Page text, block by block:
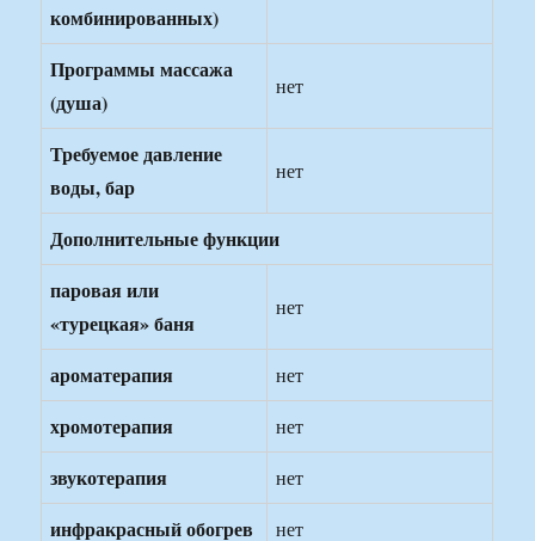
комбинированных)
Программы массажа
(душа)
нет
Требуемое давление
воды, бар
нет
Дополнительные функции
паровая или
«турецкая» баня
нет
ароматерапия нет
хромотерапия нет
звукотерапия нет
инфракрасный обогрев нет